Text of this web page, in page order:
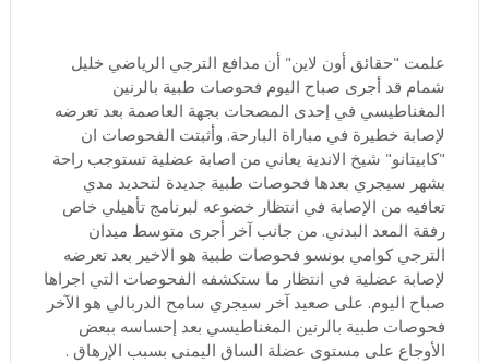
علمت "حقائق أون لاين" أن مدافع الترجي الرياضي خليل
شمام قد أجرى صباح اليوم فحوصات طبية بالرنين
المغناطيسي في إحدى المصحات بجهة العاصمة بعد تعرضه
لإصابة خطيرة في مباراة البارحة. وأثبتت الفحوصات ان
"كابيتانو" شيخ الاندية يعاني من اصابة عضلية تستوجب راحة
بشهر سيجري بعدها فحوصات طبية جديدة لتحديد مدي
تعافيه من الإصابة في انتظار خضوعه لبرنامج تأهيلي خاص
رفقة المعد البدني. من جانب آخر أجرى متوسط ميدان
الترجي كوامي بونسو فحوصات طبية هو الاخير بعد تعرضه
لإصابة عضلية في انتظار ما ستكشفه الفحوصات التي اجراها
صباح اليوم. على صعيد آخر سيجري سامح الدربالي هو الآخر
فحوصات طبية بالرنين المغناطيسي بعد إحساسه ببعض
الأوجاع على مستوى عضلة الساق اليمنى بسبب الإرهاق .